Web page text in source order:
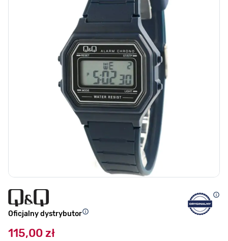
Oficjalny dystrybutor
115,00 zł